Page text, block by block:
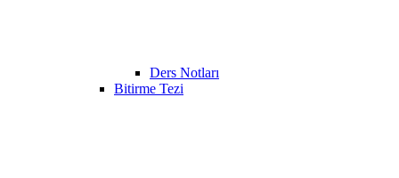
Ders Notları
Bitirme Tezi